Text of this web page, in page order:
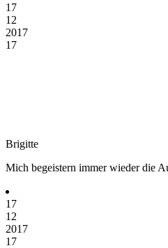
17
12
2017
17
Brigitte
Mich begeistern immer wieder die
17
12
2017
17